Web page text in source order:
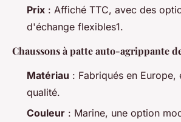
Prix : Affiché TTC, avec des
d'échange flexibles1.
Chaussons à patte auto-agrippante
Matériau : Fabriqués en Europe,
qualité.
Couleur : Marine, une option